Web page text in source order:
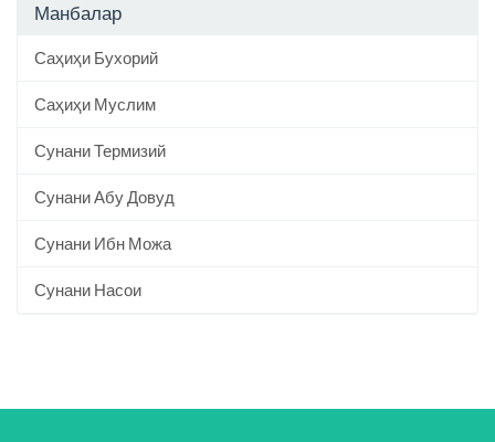
Манбалар
Саҳиҳи Бухорий
Саҳиҳи Муслим
Сунани Термизий
Сунани Абу Довуд
Сунани Ибн Можа
Сунани Насои